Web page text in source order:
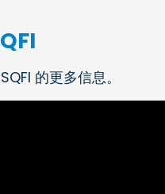
的更多信息。